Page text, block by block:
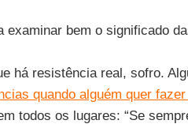
examinar bem o significado
há resistência real, sofro.
quando alguém quer
todos os lugares: “Se